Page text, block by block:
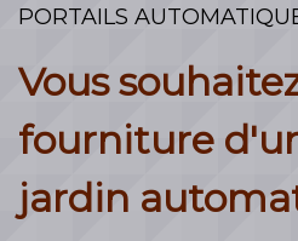
PORTAILS
Vous
fourniture
jardin